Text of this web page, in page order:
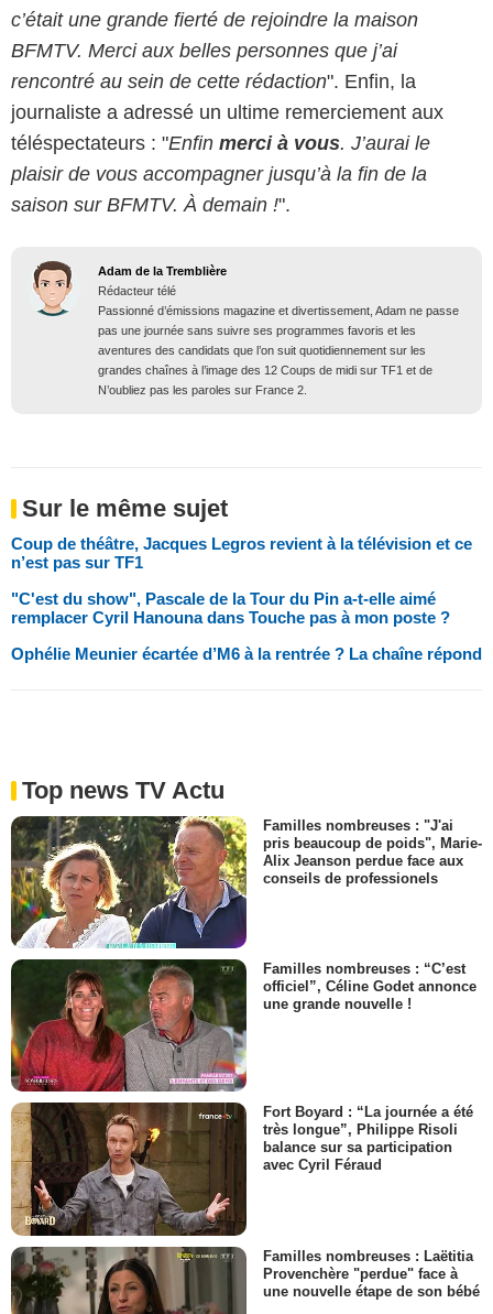
c’était une grande fierté de rejoindre la maison
BFMTV. Merci aux belles personnes que j’ai
rencontré au sein de cette rédaction". Enfin, la
journaliste a adressé un ultime remerciement aux
téléspectateurs : "Enfin merci à vous. J’aurai le
plaisir de vous accompagner jusqu’à la fin de la
saison sur BFMTV. À demain !".
Adam de la Tremblière
Rédacteur télé
Passionné d’émissions magazine et divertissement, Adam ne passe
pas une journée sans suivre ses programmes favoris et les
aventures des candidats que l’on suit quotidiennement sur les
grandes chaînes à l’image des 12 Coups de midi sur TF1 et de
N’oubliez pas les paroles sur France 2.
Sur le même sujet
Coup de théâtre, Jacques Legros revient à la télévision et ce
n’est pas sur TF1
"C'est du show", Pascale de la Tour du Pin a-t-elle aimé
remplacer Cyril Hanouna dans Touche pas à mon poste ?
Ophélie Meunier écartée d’M6 à la rentrée ? La chaîne répond
Top news TV Actu
Familles nombreuses : "J'ai
pris beaucoup de poids", Marie-
Alix Jeanson perdue face aux
conseils de professionels
Familles nombreuses : “C’est
officiel”, Céline Godet annonce
une grande nouvelle !
Fort Boyard : “La journée a été
très longue”, Philippe Risoli
balance sur sa participation
avec Cyril Féraud
Familles nombreuses : Laëtitia
Provenchère "perdue" face à
une nouvelle étape de son bébé